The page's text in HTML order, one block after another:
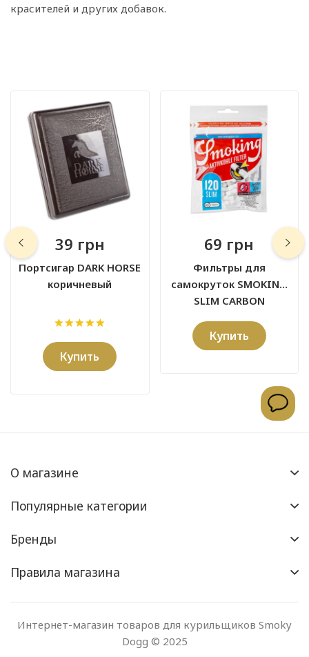
красителей и других добавок.
39 грн
Портсигар DARK HORSE
коричневый
Купить
69 грн
Фильтры для
самокруток SMOKING
SLIM CARBON
шт)
Купить
О магазине
Популярные категории
Бренды
Правила магазина
Интернет-магазин товаров для курильщиков Smoky
Dogg © 2025